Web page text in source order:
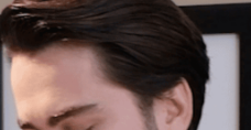
Fakultäten. Allerdings
und
für
der gestiegenen